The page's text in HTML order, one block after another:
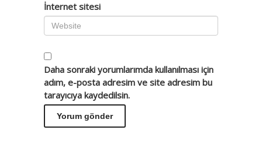
İnternet sitesi
Daha sonraki yorumlarımda kullanılması için
adım, e-posta adresim ve site adresim bu
tarayıcıya kaydedilsin.